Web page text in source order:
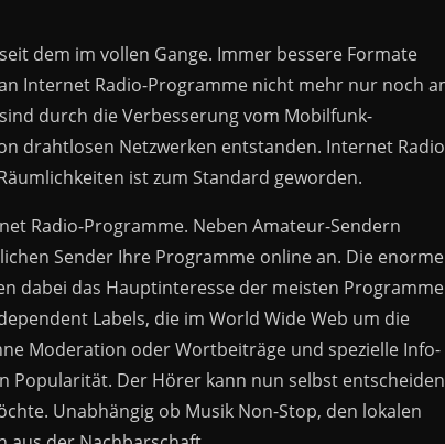
dem im vollen Gange. Immer bessere Formate
Internet Radio-Programme nicht mehr nur noch
durch die Verbesserung vom Mobilfunk-
drahtlosen Netzwerken entstanden. Internet Radio
ist zum Standard geworden.
Radio-Programme. Neben Amateur-Sendern
Sender Ihre Programme online an. Die enorme
dabei das Hauptinteresse der meisten Programme
Labels, die im World Wide Web um die
Moderation oder Wortbeiträge und spezielle Info-
Popularität. Der Hörer kann nun selbst
Unabhängig ob Musik Non-Stop, den lokalen